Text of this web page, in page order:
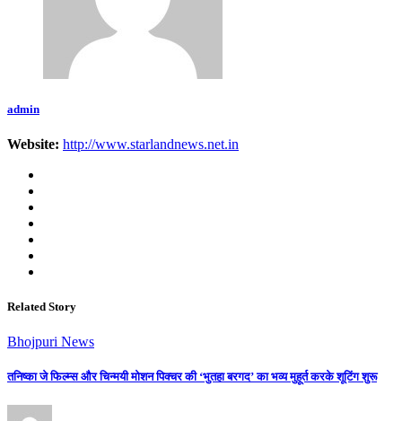
admin
Website: http://www.starlandnews.net.in
Related Story
Bhojpuri News
तनिष्का जे फिल्म्स और चिन्मयी मोशन पिक्चर की ‘भुतहा बरगद’ का भव्य मुहूर्त करके शूटिंग शुरू